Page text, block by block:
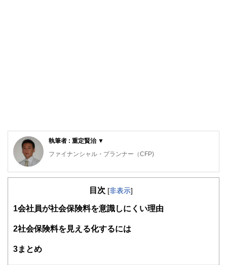
執筆者 : 重定賢治 ▼
ファイナンシャル・プランナー（CFP)
明治大学法学部法律学科を卒業後、金融機関にて資産運用業
ファイナンシャル・プランナー（FP）の上級資格である
業務を行う。
また、全国商工会連合会の「エキスパートバンク」にCFP®
目次 [非表示]
1 会社員が社会保険料を意識しにくい理由
2社会保険料を見える化するには
3まとめ